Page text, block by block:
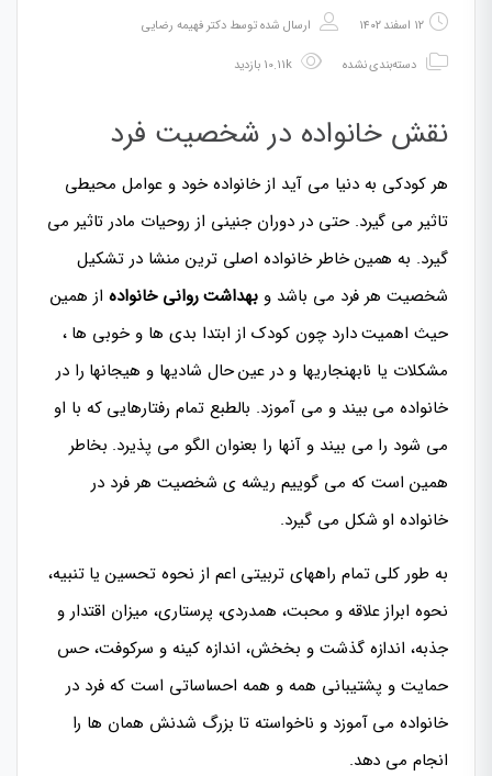
۱۲ اسفند ۱۴۰۲ ارسال شده توسطدکتر فهیمه رضایی
دسته‌بندی نشده 10.11k بازدید
نقش خانواده در شخصیت فرد
هر کودکی به دنیا می آید از خانواده خود و عوامل محیطی
تاثیر می گیرد. حتی در دوران جنینی از روحیات مادر تاثیر می
گیرد. به همین خاطر خانواده اصلی ترین منشا در تشکیل
شخصیت هر فرد می باشد و بهداشت روانی خانوادهاز همین
حیث اهمیت دارد چون کودک از ابتدا بدی ها و خوبی ها ،
مشکلات یا نابهنجاریها و در عین حال شادیها و هیجانها را در
خانواده می بیند و می آموزد. بالطبع تمام رفتارهایی که با او
می شود را می بیند و آنها را بعنوان الگو می پذیرد. بخاطر
همین است که می گوییم ریشه ی شخصیت هر فرد در
خانواده او شکل می گیرد.
به طور کلی تمام راههای تربیتی اعم از نحوه تحسین یا تنبیه،
نحوه ابراز علاقه و محبت، همدردی، پرستاری، میزان اقتدار و
جذبه، اندازه گذشت و بخخش، اندازه کینه و سرکوفت، حس
حمایت و پشتیبانی همه و همه احساساتی است که فرد در
خانواده می آموزد و ناخواسته تا بزرگ شدنش همان ها را
انجام می دهد.